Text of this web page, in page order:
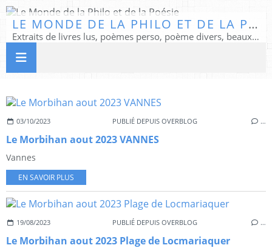
LE MONDE DE LA PHILO ET DE LA POÉSIE
Extraits de livres lus, poèmes perso, poème divers, beaux textes...
03/10/2023 PUBLIÉ DEPUIS OVERBLOG …
Le Morbihan aout 2023 VANNES
Vannes
EN SAVOIR PLUS
19/08/2023 PUBLIÉ DEPUIS OVERBLOG …
Le Morbihan aout 2023 Plage de Locmariaquer